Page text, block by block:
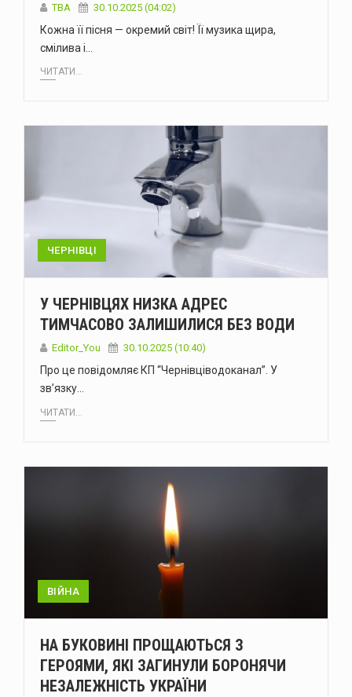
TBA 30.10.2025 (04:02)
Кожна її пісня — окремий світ! Її музика щира,
смілива і…
ЧИТАТИ...
ЧЕРНІВЦІ
У ЧЕРНІВЦЯХ НИЗКА АДРЕС
ТИМЧАСОВО ЗАЛИШИЛИСЯ БЕЗ ВОДИ
Editor_You 30.10.2025 (10:40)
Про це повідомляє КП “Чернівціводоканал”. У
зв’язку…
ЧИТАТИ...
ВІЙНА
НА БУКОВИНІ ПРОЩАЮТЬСЯ З
ГЕРОЯМИ, ЯКІ ЗАГИНУЛИ БОРОНЯЧИ
НЕЗАЛЕЖНІСТЬ УКРАЇНИ